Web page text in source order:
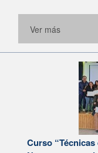
Ver más
Curso